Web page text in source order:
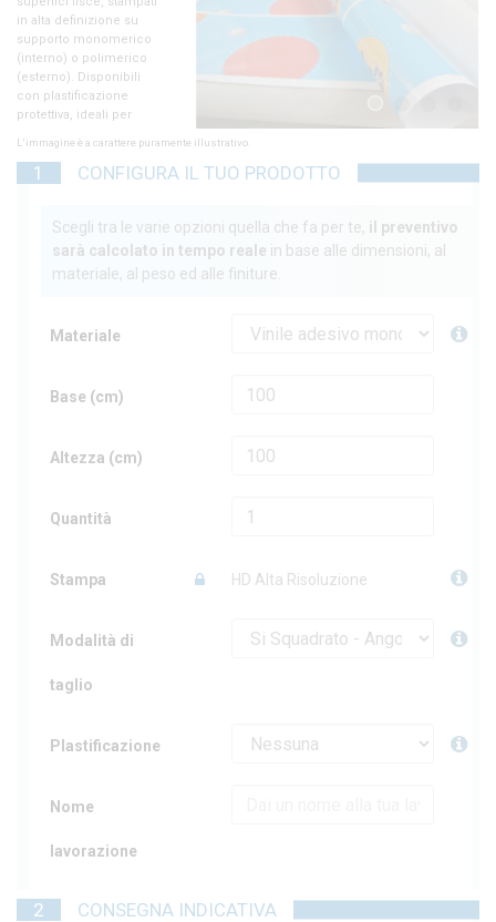
1
L'immagine è a carattere puramente illustrativo.
1 CONFIGURA IL TUO PRODOTTO
Scegli tra le varie opzioni quella che fa per te, il preventivo
sarà calcolato in tempo reale in base alle dimensioni, al
materiale, al peso ed alle finiture.
Materiale
Base (cm)
Altezza (cm)
Quantità
Stampa HD Alta Risoluzione
Modalità di
taglio
Plastificazione
Nome
lavorazione
2 CONSEGNA INDICATIVA